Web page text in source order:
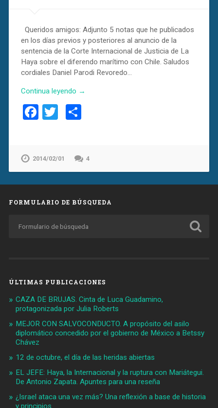
Queridos amigos: Adjunto 5 notas que he publicados
en los días previos y posteriores al anuncio de la
sentencia de la Corte Internacional de Justicia de La
Haya sobre el diferendo marítimo con Chile. Saludos
cordiales Daniel Parodi Revoredo…
Continua leyendo →
Facebook
Twitter
2014/02/01 4
FORMULARIO DE BÚSQUEDA
ÚLTIMAS PUBLICACIONES
CAZA DE BRUJAS. Cinta de Luca Guadamino,
protagonizada por Julia Roberts
MEJOR CON SALVOCONDUCTO. A propósito del asilo
diplomático concedido por el gobierno de México a Betssy
Chávez
12 de octubre, el día de las heridas abiertas
EL JEFE: Haya, la Internacional y la ruptura con Mariátegui.
De Antonio Zapata. Apuntes para una reseña
¿Israel ataca una vez más? Una reflexión a base de historia
y principios